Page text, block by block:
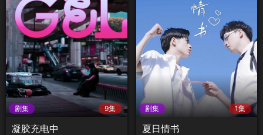
剧集 9集
凝胶充电中
剧集 1集
夏日情书